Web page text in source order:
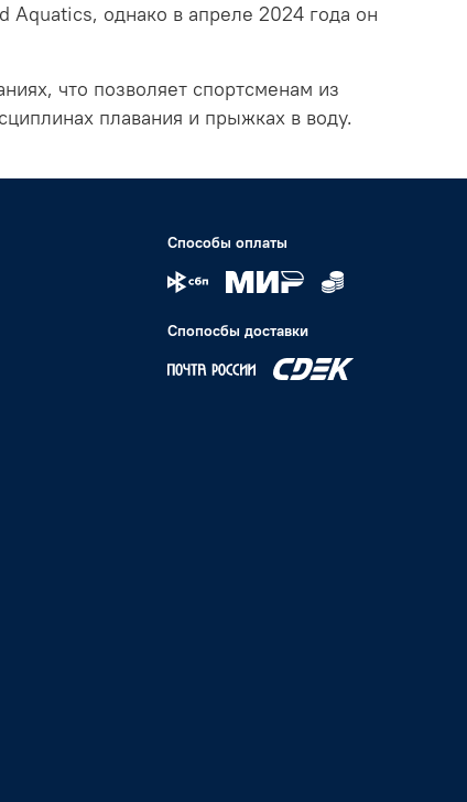
Aquatics, однако в апреле 2024 года он
что позволяет спортсменам из
плавания и прыжках в воду.
Способы оплаты
Спопосбы доставки